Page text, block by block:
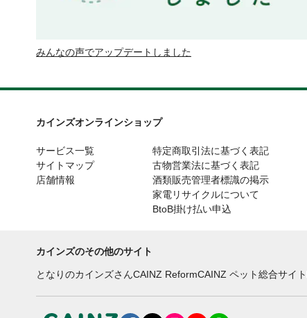
みんなの声でアップデートしました
カインズオンラインショップ
サービス一覧
サイトマップ
店舗情報
特定商取引法に基づく表記
古物営業法に基づく表記
酒類販売管理者標識の掲示
家電リサイクルについて
BtoB掛け払い申込
カインズのその他のサイト
となりのカインズさんCAINZ ReformCAINZ ペット総合サイト